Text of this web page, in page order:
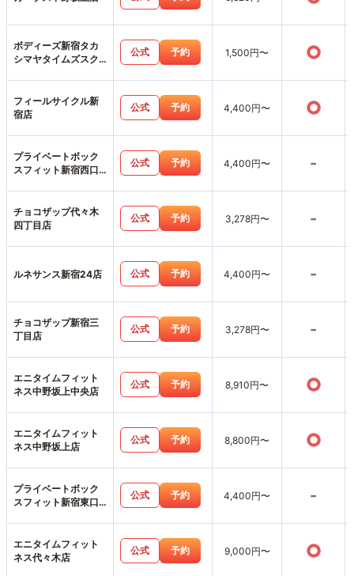
ボディーズ新宿タカ
シマヤタイムズスク
公式 予約 1,500円〜 ○
フィールサイクル新
宿店
公式 予約 4,400円〜 ○
プライベートボック
スフィット新宿西口
公式 予約 4,400円〜 -
チョコザップ代々木
四丁目店
公式 予約 3,278円〜 -
ルネサンス新宿24店 公式 予約 4,400円〜 -
チョコザップ新宿三
丁目店
公式 予約 3,278円〜 -
エニタイムフィット
ネス中野坂上中央店
公式 予約 8,910円〜 ○
エニタイムフィット
ネス中野坂上店
公式 予約 8,800円〜 ○
プライベートボック
スフィット新宿東口
公式 予約 4,400円〜 -
エニタイムフィット
ネス代々木店
公式 予約 9,000円〜 ○